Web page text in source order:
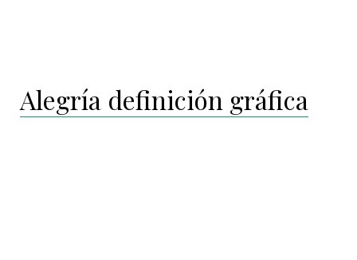
Alegría definición gráfica